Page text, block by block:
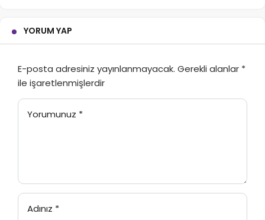
YORUM YAP
E-posta adresiniz yayınlanmayacak. Gerekli alanlar *
ile işaretlenmişlerdir
Yorumunuz *
Adınız *